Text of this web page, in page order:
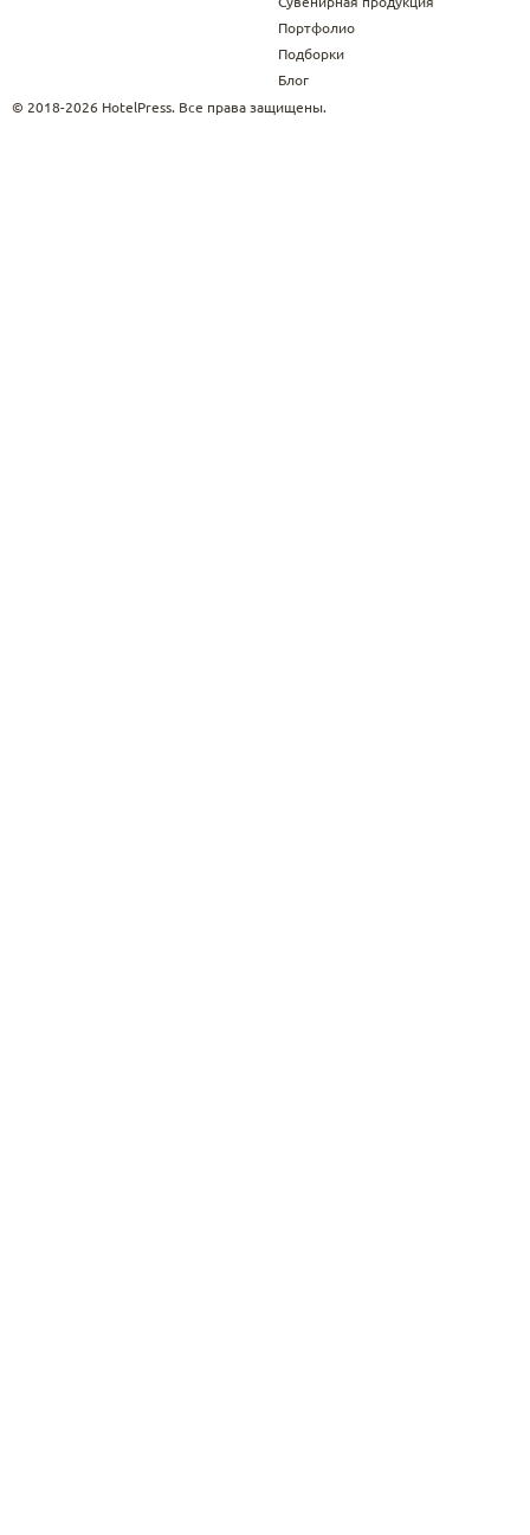
Портфолио
Подборки
Блог
© 2018-2026 HotelPress. Все права защищены.